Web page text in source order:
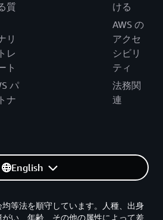
質
リ
レ
ト
パ
ナ
ける
AWS の
アクセ
シビリ
ティ
法務関
連
English
等法を順守しています。人種、出身
い、年齢、その他の属性によって差